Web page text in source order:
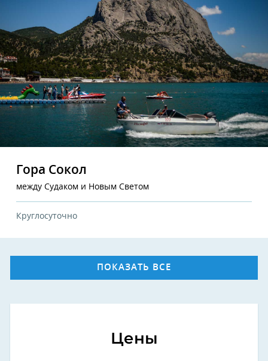
Гора Сокол
между Судаком и Новым Светом
Круглосуточно
ПОКАЗАТЬ ВСЕ
Цены